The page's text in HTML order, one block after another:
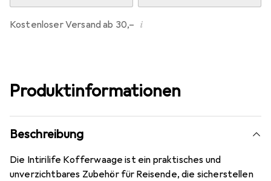
Kostenloser Versand ab 30,– i
Produktinformationen
Beschreibung
Die Intirilife Kofferwaage ist ein praktisches und
unverzichtbares Zubehör für Reisende, die sicherstellen